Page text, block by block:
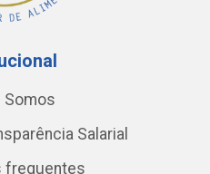
Somos
Salarial
frequentes